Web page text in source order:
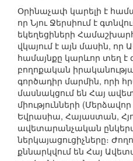
Օրինաչափ կարելի է
որ Նյու Ջերսիում է
եկեղեցիների
վկայում է այն մասին, որ
համայնքը կարևոր տեղ է
բողոքական
գործադիր մարմին, որի
մասնակցում են Հայ
միությունների
Եվրասիա, Հայաստան,
ավետարանչական
ներկայացուցիչները։
քննարկվում են Հայ